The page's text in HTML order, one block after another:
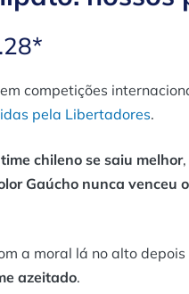
competições
pela Libertadores.
time chileno se saiu melhor
Gaúcho nunca venceu
a moral lá no alto
azeitado.